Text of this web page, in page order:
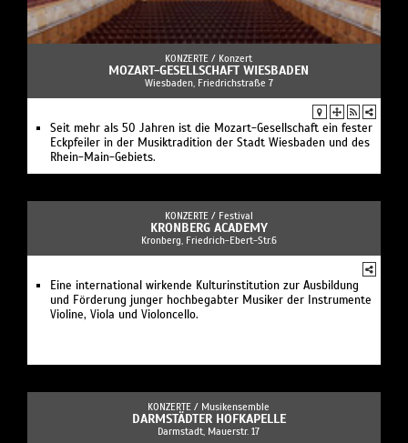
KONZERTE / Konzert
MOZART-GESELLSCHAFT WIESBADEN
Wiesbaden, Friedrichstraße 7
Seit mehr als 50 Jahren ist die Mozart-Gesellschaft ein fester
Eckpfeiler in der Musiktradition der Stadt Wiesbaden und des
Rhein-Main-Gebiets.
KONZERTE / Festival
KRONBERG ACADEMY
Kronberg, Friedrich-Ebert-Str.6
Eine international wirkende Kulturinstitution zur Ausbildung
und Förderung junger hochbegabter Musiker der Instrumente
Violine, Viola und Violoncello.
KONZERTE / Musikensemble
DARMSTÄDTER HOFKAPELLE
Darmstadt, Mauerstr. 17